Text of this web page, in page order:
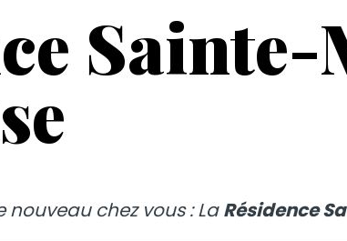
Sainte-
nouveau chez vous : LaRésidence